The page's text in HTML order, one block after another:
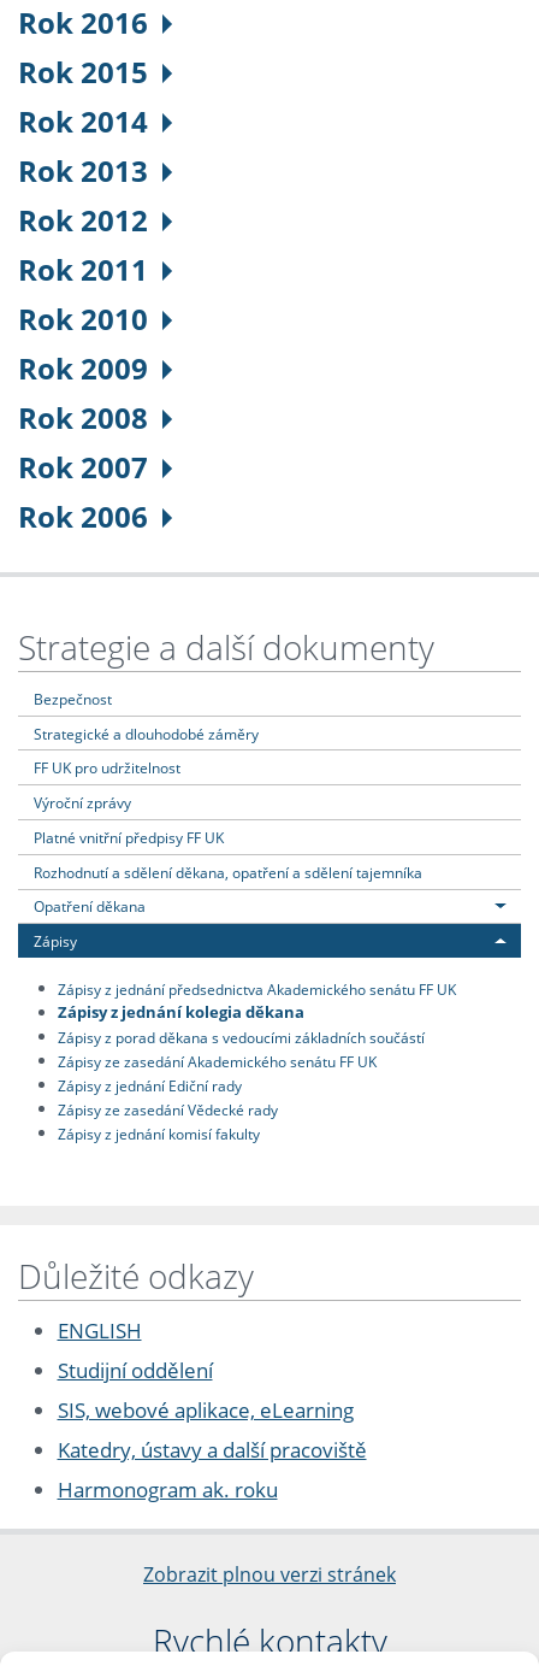
Rok 2016
Rok 2015
Rok 2014
Rok 2013
Rok 2012
Rok 2011
Rok 2010
Rok 2009
Rok 2008
Rok 2007
Rok 2006
Strategie a další dokumenty
Bezpečnost
Strategické a dlouhodobé záměry
FF UK pro udržitelnost
Výroční zprávy
Platné vnitřní předpisy FF UK
Rozhodnutí a sdělení děkana, opatření a sdělení tajemníka
Opatření děkana
Zápisy
Zápisy z jednání předsednictva Akademického senátu FF UK
Zápisy z jednání kolegia děkana
Zápisy z porad děkana s vedoucími základních součástí
Zápisy ze zasedání Akademického senátu FF UK
Zápisy z jednání Ediční rady
Zápisy ze zasedání Vědecké rady
Zápisy z jednání komisí fakulty
Důležité odkazy
ENGLISH
Studijní oddělení
SIS, webové aplikace, eLearning
Katedry, ústavy a další pracoviště
Harmonogram ak. roku
Zobrazit plnou verzi stránek
Rychlé kontakty